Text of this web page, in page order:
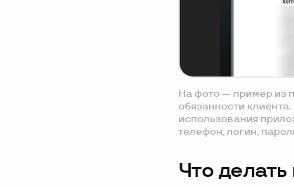
На фото — пример из
обязанности
использования
телефон, логин,
Что